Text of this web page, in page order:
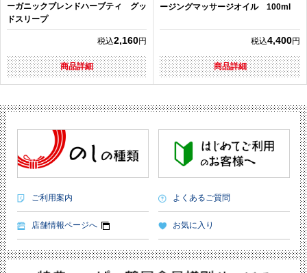
ーガニックブレンドハーブティ グッ
ドスリープ
税込2,160円
商品詳細
ージングマッサージオイル 100ml
税込4,400円
商品詳細
ご利用案内 よくあるご質問
店舗情報ページへ お気に入り